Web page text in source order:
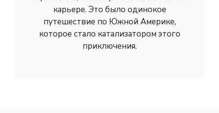
карьере. Это было одинокое
путешествие по Южной Америке,
которое стало катализатором этого
приключения.